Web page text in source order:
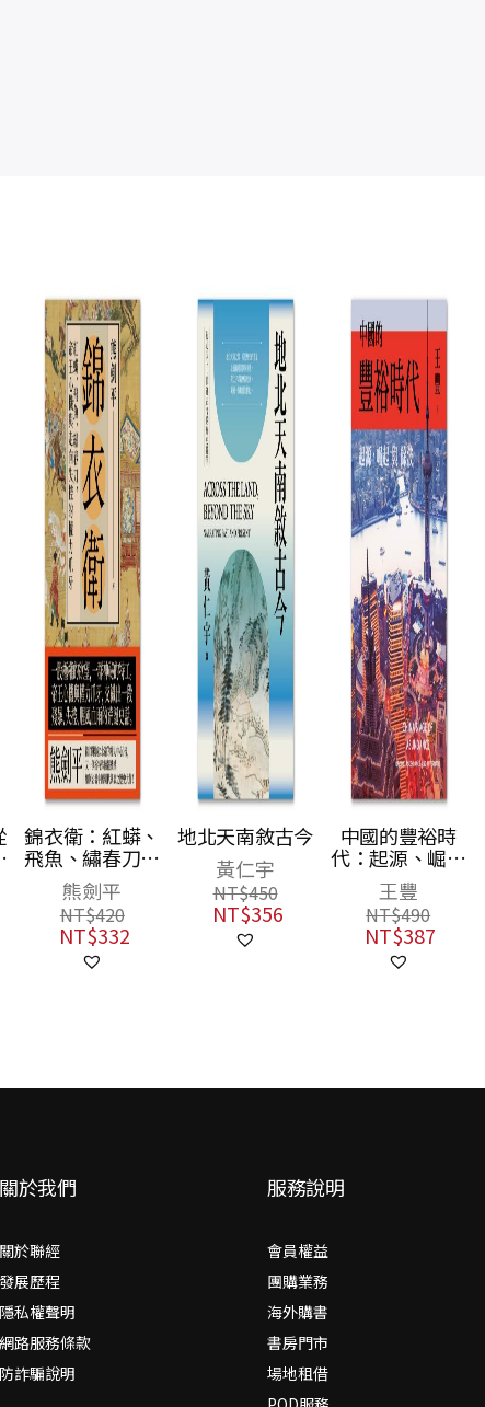
錦衣衛：紅蟒、
飛魚、繡春刀，
帝王心機與走向
失控的權力爪牙
熊劍平
NT$420
NT$332
地北天南敘古今
黃仁宇
NT$450
NT$356
中國的豐裕時
代：起源、崛起
與餘波
王豐
NT$490
NT$387
於我們
於聯經
展歷程
私權聲明
路服務條款
詐騙說明
服務說明
會員權益
團購業務
海外購書
書房門市
場地租借